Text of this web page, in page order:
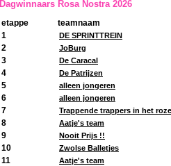
Dagwinnaars Rosa Nostra 2026
etappe
teamnaam
1
DE SPRINTTREIN
2 JoBurg
3 De Caracal
4 De Patrijzen
5 alleen jongeren
6 alleen jongeren
7 Trappende trappers in het roze
8 Aatje's team
9 Nooit Prijs !!
10 Zwolse Balletjes
11 Aatje's team